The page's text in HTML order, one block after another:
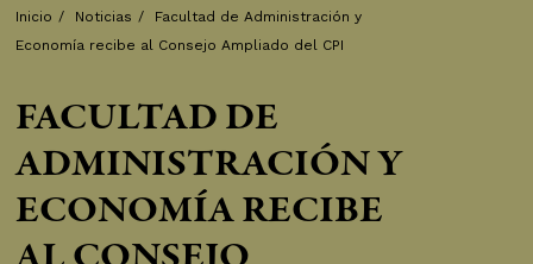
Inicio / Noticias /
Facultad de Administración y
Economía recibe al Consejo Ampliado del CPI
FACULTAD DE
ADMINISTRACIÓN Y
ECONOMÍA RECIBE